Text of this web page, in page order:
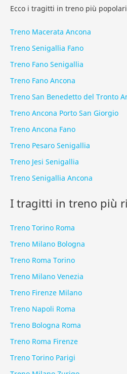
Ecco i tragitti in treno più
Treno Macerata Ancona
Treno Senigallia Fano
Treno Fano Senigallia
Treno Fano Ancona
Treno San Benedetto del Tronto
Treno Ancona Porto San Giorgio
Treno Ancona Fano
Treno Pesaro Senigallia
Treno Jesi Senigallia
Treno Senigallia Ancona
I tragitti in treno più
Treno Torino Roma
Treno Milano Bologna
Treno Roma Torino
Treno Milano Venezia
Treno Firenze Milano
Treno Napoli Roma
Treno Bologna Roma
Treno Roma Firenze
Treno Torino Parigi